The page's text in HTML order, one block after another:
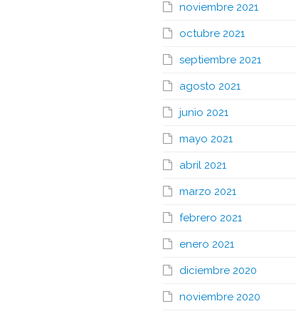
noviembre 2021
octubre 2021
septiembre 2021
agosto 2021
junio 2021
mayo 2021
abril 2021
marzo 2021
febrero 2021
enero 2021
diciembre 2020
noviembre 2020